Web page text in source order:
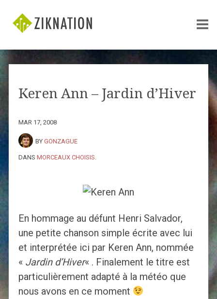
Keren Ann – Jardin d’Hiver
MAR 17, 2008
BY GONZAGUE
DANS MORCEAUX CHOISIS
En hommage au défunt Henri Salvador,
une petite chanson simple écrite avec lui
et interprétée ici par Keren Ann, nommée
« Jardin d’Hiver« . Finalement le titre est
particulièrement adapté à la météo que
nous avons en ce moment